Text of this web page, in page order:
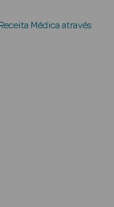
Médica através